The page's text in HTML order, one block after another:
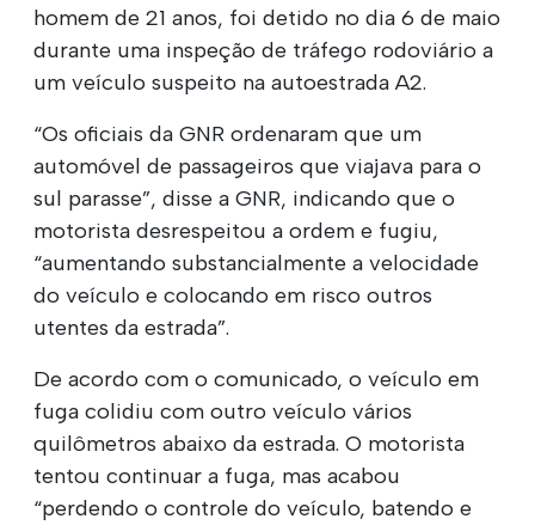
homem de 21 anos, foi detido no dia 6 de maio
durante uma inspeção de tráfego rodoviário a
um veículo suspeito na autoestrada A2.
“Os oficiais da GNR ordenaram que um
automóvel de passageiros que viajava para o
sul parasse”, disse a GNR, indicando que o
motorista desrespeitou a ordem e fugiu,
“aumentando substancialmente a velocidade
do veículo e colocando em risco outros
utentes da estrada”.
De acordo com o comunicado, o veículo em
fuga colidiu com outro veículo vários
quilômetros abaixo da estrada. O motorista
tentou continuar a fuga, mas acabou
“perdendo o controle do veículo, batendo e